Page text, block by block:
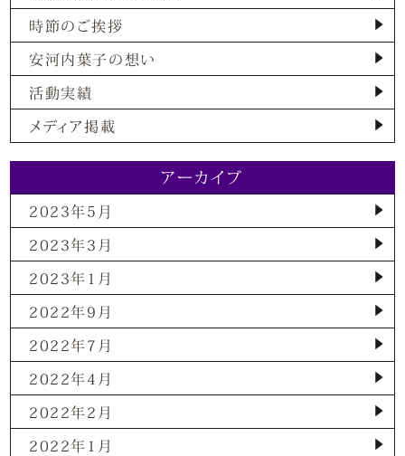
時節のご挨拶
安河内葉子の想い
活動実績
メディア掲載
アーカイブ
2023年5月
2023年3月
2023年1月
2022年9月
2022年7月
2022年4月
2022年2月
2022年1月